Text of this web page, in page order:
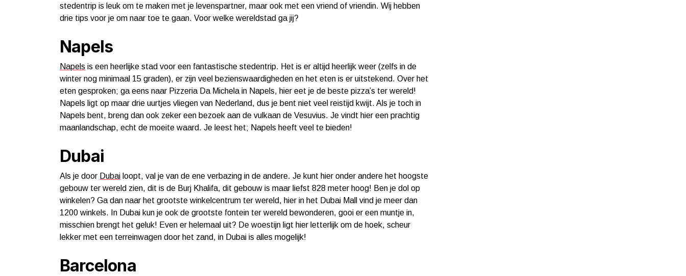
stedentrip is leuk om te maken met je levenspartner, maar ook met een vriend of vriendin. Wij hebben
drie tips voor je om naar toe te gaan. Voor welke wereldstad ga jij?
Napels
Napels is een heerlijke stad voor een fantastische stedentrip. Het is er altijd heerlijk weer (zelfs in de
winter nog minimaal 15 graden), er zijn veel bezienswaardigheden en het eten is er uitstekend. Over het
eten gesproken; ga eens naar Pizzeria Da Michela in Napels, hier eet je de beste pizza’s ter wereld!
Napels ligt op maar drie uurtjes vliegen van Nederland, dus je bent niet veel reistijd kwijt. Als je toch in
Napels bent, breng dan ook zeker een bezoek aan de vulkaan de Vesuvius. Je vindt hier een prachtig
maanlandschap, echt de moeite waard. Je leest het; Napels heeft veel te bieden!
Dubai
Als je door Dubai loopt, val je van de ene verbazing in de andere. Je kunt hier onder andere het hoogste
gebouw ter wereld zien, dit is de Burj Khalifa, dit gebouw is maar liefst 828 meter hoog! Ben je dol op
winkelen? Ga dan naar het grootste winkelcentrum ter wereld, hier in het Dubai Mall vind je meer dan
1200 winkels. In Dubai kun je ook de grootste fontein ter wereld bewonderen, gooi er een muntje in,
misschien brengt het geluk! Even er helemaal uit? De woestijn ligt hier letterlijk om de hoek, scheur
lekker met een terreinwagen door het zand, in Dubai is alles mogelijk!
Barcelona